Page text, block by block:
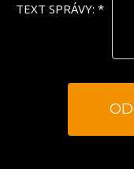
TEXT SPRÁVY: *